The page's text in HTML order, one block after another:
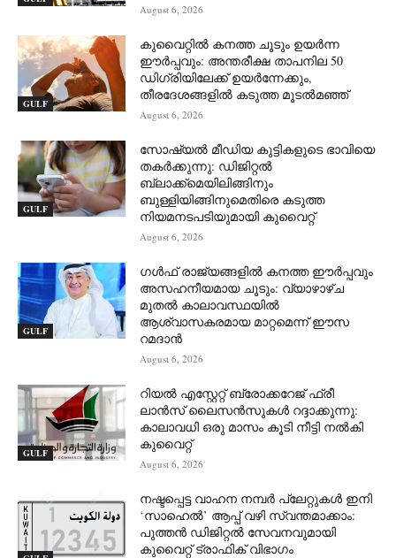
August 6, 2026
GULF
കുവൈറ്റിൽ കനത്ത ചൂടും ഉയർന്ന
ഈർപ്പവും: അന്തരീക്ഷ താപനില 50
ഡിഗ്രിയിലേക്ക് ഉയർന്നേക്കും,
തീരദേശങ്ങളിൽ കടുത്ത മൂടൽമഞ്ഞ്
August 6, 2026
GULF
സോഷ്യൽ മീഡിയ കുട്ടികളുടെ ഭാവിയെ
തകർക്കുന്നു: ഡിജിറ്റൽ
ബ്ലാക്ക്‌മെയിലിങ്ങിനും
ബുള്ളിയിങ്ങിനുമെതിരെ കടുത്ത
നിയമനടപടിയുമായി കുവൈറ്റ്
August 6, 2026
GULF
ഗൾഫ് രാജ്യങ്ങളിൽ കനത്ത ഈർപ്പവും
അസഹനീയമായ ചൂടും: വ്യാഴാഴ്ച
മുതൽ കാലാവസ്ഥയിൽ
ആശ്വാസകരമായ മാറ്റമെന്ന് ഈസ
റമദാൻ
August 6, 2026
GULF
റിയൽ എസ്റ്റേറ്റ് ബ്രോക്കറേജ് ഫ്രീ
ലാൻസ് ലൈസൻസുകൾ റദ്ദാക്കുന്നു:
കാലാവധി ഒരു മാസം കൂടി നീട്ടി നൽകി
കുവൈറ്റ്
August 6, 2026
നഷ്ടപ്പെട്ട വാഹന നമ്പർ പ്ലേറ്റുകൾ ഇനി
‘സാഹെൽ’ ആപ്പ് വഴി സ്വന്തമാക്കാം:
പുത്തൻ ഡിജിറ്റൽ സേവനവുമായി
കുവൈറ്റ് ട്രാഫിക് വിഭാഗം